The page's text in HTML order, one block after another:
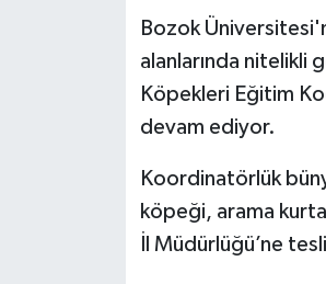
Bozok
alanlarında nitelikli
Köpekleri Eğitim
devam ediyor.
Koordinatörlük
köpeği, arama
İl Müdürlüğü’ne